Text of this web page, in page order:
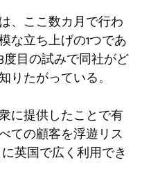
、ここ数カ月で行わ
な立ち上げの1つであ
目の試みで同社がど
りたがっている。
に提供したことで有
ての顧客を浮遊リス
英国で広く利用でき